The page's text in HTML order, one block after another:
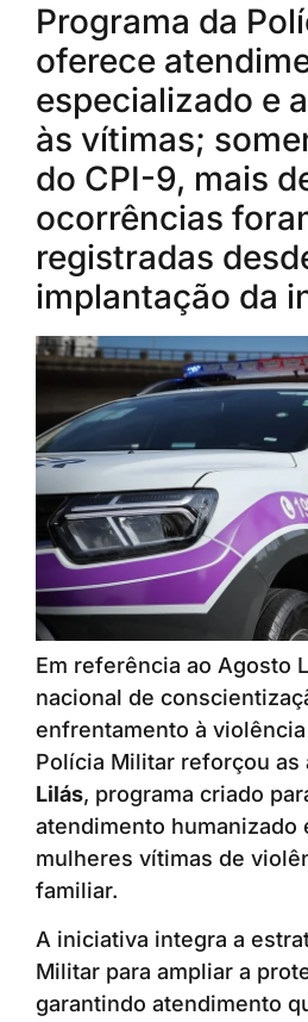
Programa da
oferece
especializado e
às vítimas;
do CPI-9, mais
ocorrências
registradas
implantação da
Em referência ao Agosto
nacional de
enfrentamento à
Polícia Militar reforçou as
Lilás, programa criado
atendimento humanizado
mulheres vítimas de
familiar.
A iniciativa integra a
Militar para ampliar a
garantindo atendimento